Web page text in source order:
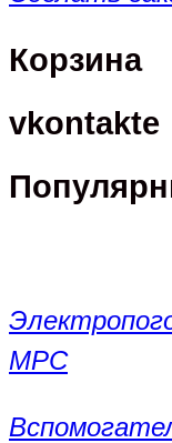
Корзина
vkontakte
МРС